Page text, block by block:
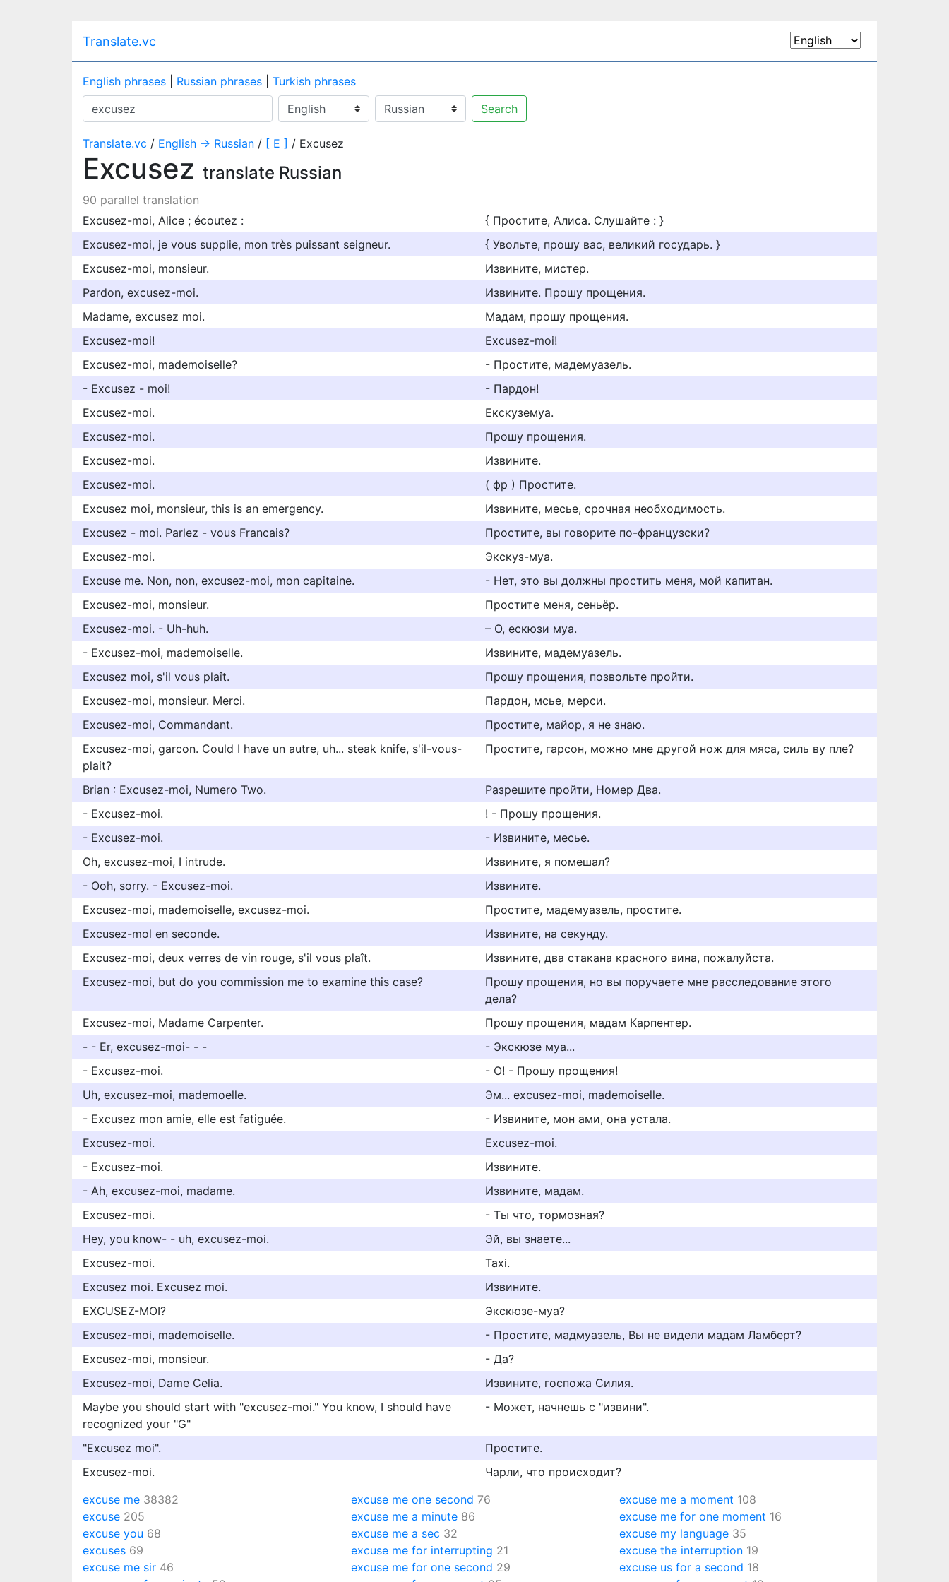
Translate.vc
English phrases Russian phrases
Turkish phrases
Search
Translate.vc / English → Russian / [ E ] / Excusez
Excusez translate Russian
90 parallel translation
Excusez-moi, Alice ; écoutez :
{ Простите, Алиса. Слушайте : }
Excusez-moi, je vous supplie, mon très puissant seigneur.
{ Увольте, прошу вас, великий государь. }
Excusez-moi, monsieur.
Извините, мистер.
Pardon, excusez-moi.
Извините. Прошу прощения.
Madame, excusez moi.
Мадам, прошу прощения.
Excusez-moi!
Excusez-moi!
Excusez-moi, mademoiselle?
- Простите, мадемуазель.
- Excusez - moi!
- Пардон!
Excusez-moi.
Екскуземуа.
Excusez-moi.
Прошу прощения.
Excusez-moi.
Извините.
Excusez-moi.
( фр ) Простите.
Excusez moi, monsieur, this is an emergency.
Извините, месье, срочная необходимость.
Excusez - moi. Parlez - vous Francais?
Простите, вы говорите по-французски?
Excusez-moi.
Экскуз-муа.
Excuse me. Non, non, excusez-moi, mon capitaine.
- Нет, это вы должны простить меня, мой капитан.
Excusez-moi, monsieur.
Простите меня, сеньёр.
Excusez-moi. - Uh-huh.
– О, ескюзи муа.
- Excusez-moi, mademoiselle.
Извините, мадемуазель.
Excusez moi, s'il vous plaît.
Прошу прощения, позвольте пройти.
Excusez-moi, monsieur. Merci.
Пардон, мсье, мерси.
Excusez-moi, Commandant.
Простите, майор, я не знаю.
Excusez-moi, garcon. Could I have un autre, uh... steak knife, s'il-vous-
plait?
Простите, гарсон, можно мне другой нож для мяса, силь ву пле?
Brian : Excusez-moi, Numero Two.
Разрешите пройти, Номер Два.
- Excusez-moi.
! - Прошу прощения.
- Excusez-moi.
- Извините, месье.
Oh, excusez-moi, I intrude.
Извините, я помешал?
- Ooh, sorry. - Excusez-moi.
Извините.
Excusez-moi, mademoiselle, excusez-moi.
Простите, мадемуазель, простите.
Excusez-mol en seconde.
Извините, на секунду.
Excusez-moi, deux verres de vin rouge, s'il vous plaît.
Извините, два стакана красного вина, пожалуйста.
Excusez-moi, but do you commission me to examine this case?
Прошу прощения, но вы поручаете мне расследование этого
дела?
Excusez-moi, Madame Carpenter.
Прошу прощения, мадам Карпентер.
- - Er, excusez-moi- - -
- Экскюзе муа...
- Excusez-moi.
- О! - Прошу прощения!
Uh, excusez-moi, mademoelle.
Эм... excusez-moi, mademoiselle.
- Excusez mon amie, elle est fatiguée.
- Извините, мон ами, она устала.
Excusez-moi.
Excusez-moi.
- Excusez-moi.
Извините.
- Ah, excusez-moi, madame.
Извините, мадам.
Excusez-moi.
- Ты что, тормозная?
Hey, you know- - uh, excusez-moi.
Эй, вы знаете...
Excusez-moi.
Taxi.
Excusez moi. Excusez moi.
Извините.
EXCUSEZ-MOI?
Экскюзе-муа?
Excusez-moi, mademoiselle.
- Простите, мадмуазель, Bы не видели мадам Ламберт?
Excusez-moi, monsieur.
- Да?
Excusez-moi, Dame Celia.
Извините, госпожа Силия.
Maybe you should start with "excusez-moi." You know, I should have
recognized your "G"
- Может, начнешь с "извини".
"Excusez moi".
Простите.
Excusez-moi.
Чарли, что происходит?
excuse me 38382
excuse 205
excuse you 68
excuses 69
excuse me sir 46
excuse me one second 76
excuse me a minute 86
excuse me a sec 32
excuse me for interrupting 21
excuse me for one second 29
excuse me a moment 108
excuse me for one moment 16
excuse my language 35
excuse the interruption 19
excuse us for a second 18